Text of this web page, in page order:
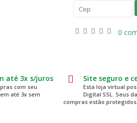
0
até 3x s/juros
com seu
até 3x sem
Site seguro e
Esta loja virtual
Digital SSL. Seus
compras estão protegidos.